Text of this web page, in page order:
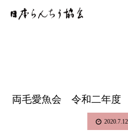
両毛愛魚会 令和二年度
2020.7.12